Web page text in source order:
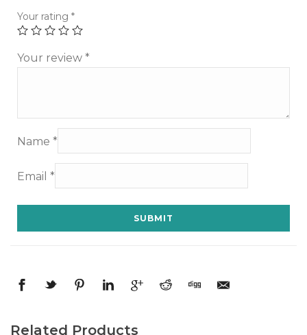
Your rating *
Your review *
Name *
Email *
Related Products